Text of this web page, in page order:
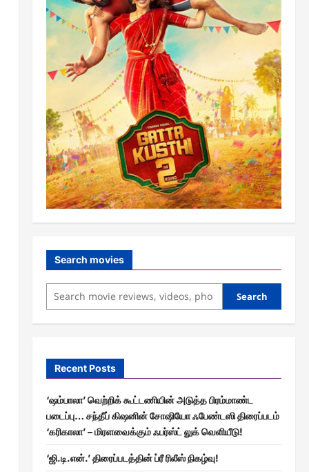
Search movies
Search
Recent Posts
‘ஷம்பாலா’ வெற்றிக் கூட்டணியின் அடுத்த பிரம்மாண்ட
படைப்பு… சந்தீப் கிஷனின் சோஷியோ ஃபேண்டஸி திரைப்படம்
‘கரிகாலா’ – மிரளவைக்கும் ஃபர்ஸ்ட் லுக் வெளியீடு!
‘ஜி.டி.என்.’ திரைப்படத்தின் ப்ரீ ரிலீஸ் நிகழ்வு!